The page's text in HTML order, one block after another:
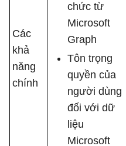
Các
khả
năng
chính
chức từ
Microsoft
Graph
Tôn trọng
quyền của
người dùng
đối với dữ
liệu
Microsoft